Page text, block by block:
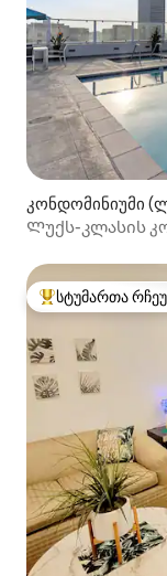
კონდომინიუმი
Ლუქს-კლასის
სტუმართა
სტუმართა